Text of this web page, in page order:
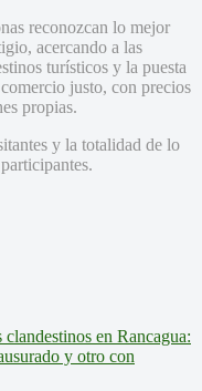
reconozcan lo mejor
acercando a las
turísticos y la puesta
justo, con precios
propias.
y la totalidad de lo